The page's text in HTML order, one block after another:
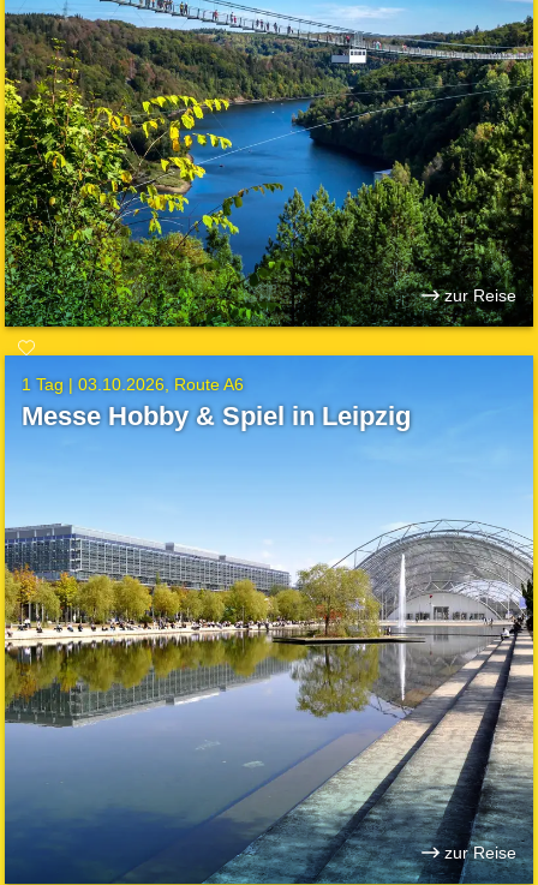
zur Reise
1 Tag |03.10.2026 Route A6
Messe Hobby & Spiel in Leipzig
zur Reise